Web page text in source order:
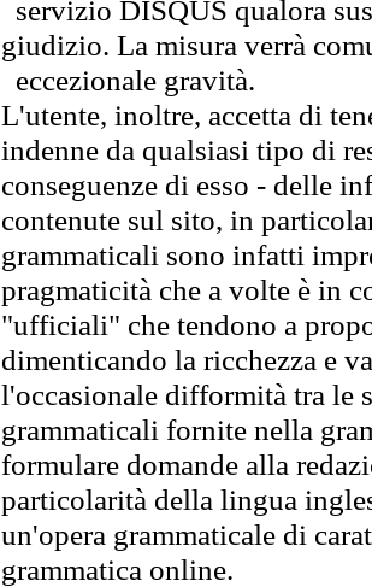
servizio DISQUS qualora
giudizio. La misura verrà
eccezionale gravità.
L'utente, inoltre, accetta di
indenne da qualsiasi tipo di
conseguenze di esso - delle
contenute sul sito, in
grammaticali sono infatti
pragmaticità che a volte è in
"ufficiali" che tendono a
dimenticando la ricchezza e
l'occasionale difformità tra le
grammaticali fornite nella
formulare domande alla
particolarità della lingua
un'opera grammaticale di
grammatica online.